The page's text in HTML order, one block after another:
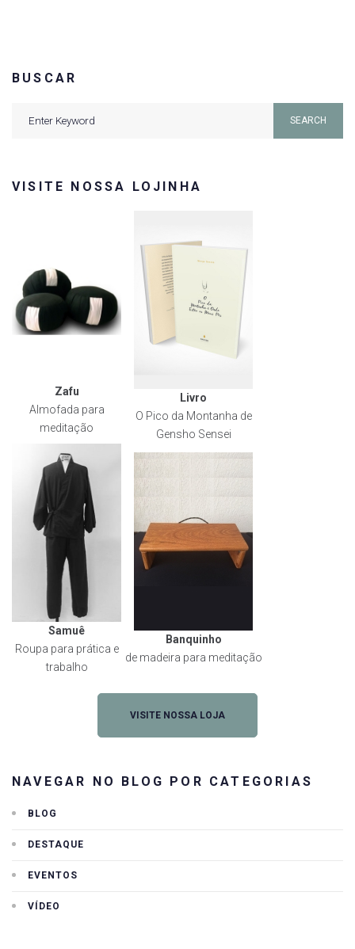
BUSCAR
SEARCH
VISITE NOSSA LOJINHA
Zafu
Almofada para
meditação
Livro
O Pico da Montanha de
Gensho Sensei
Samuê
Roupa para prática e
trabalho
Banquinho
de madeira para meditação
VISITE NOSSA LOJA
NAVEGAR NO BLOG POR CATEGORIAS
BLOG
DESTAQUE
EVENTOS
VÍDEO